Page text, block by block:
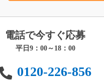
電話で今すぐ応募
平日9：00～18：00
0120-226-856